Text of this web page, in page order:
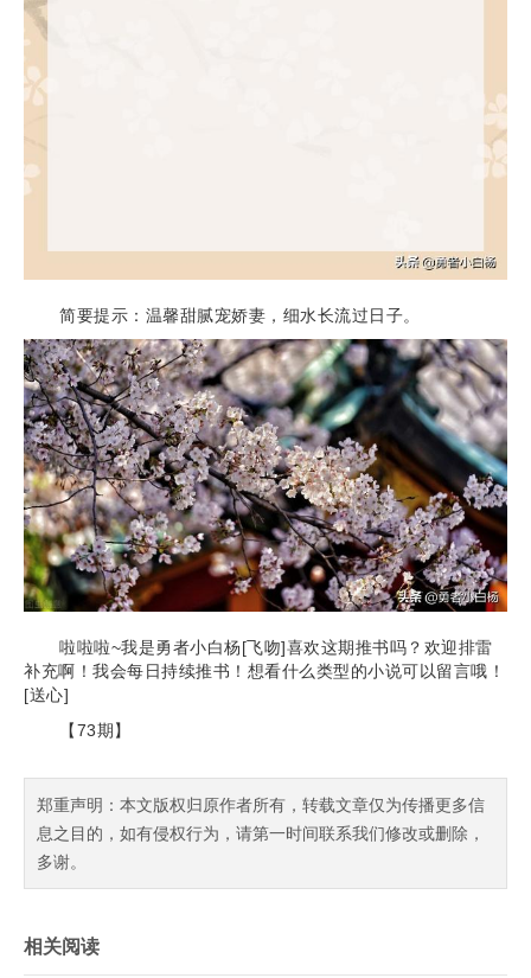
简要提示：温馨甜腻宠娇妻，细水长流过日子。
啦啦啦~我是勇者小白杨[飞吻]喜欢这期推书吗？欢迎排雷
补充啊！我会每日持续推书！想看什么类型的小说可以留言哦！
[送心]
【73期】
郑重声明：本文版权归原作者所有，转载文章仅为传播更多信
息之目的，如有侵权行为，请第一时间联系我们修改或删除，
多谢。
相关阅读